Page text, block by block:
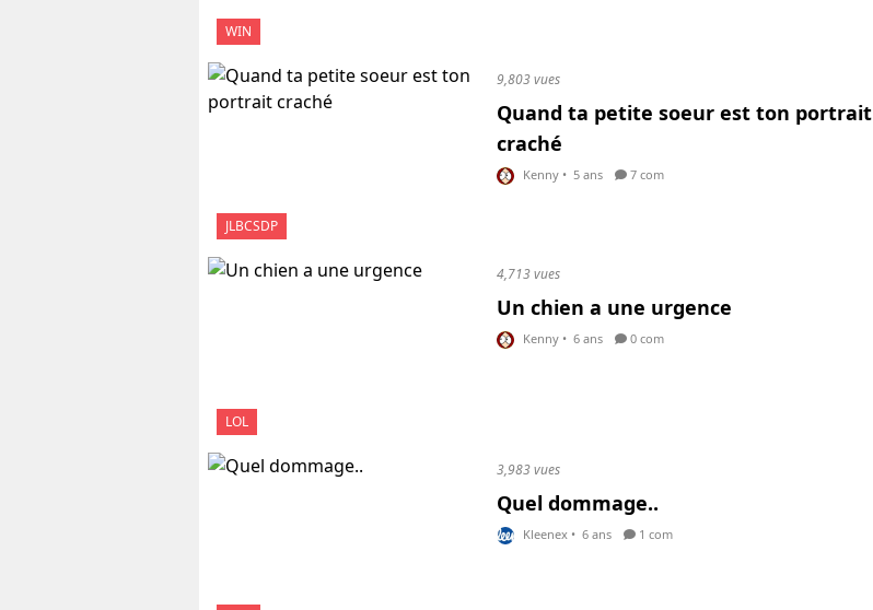
WIN
JLBCSDP
9,803 vues
Quand ta petite soeur est ton portrait
craché
Kenny • 5 ans 7 com
LOL
4,713 vues
Un chien a une urgence
Kenny • 6 ans 0 com
3,983 vues
Quel dommage..
Kleenex • 6 ans 1 com